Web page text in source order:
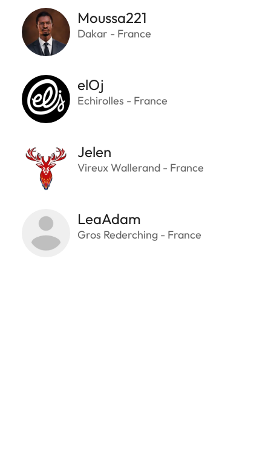
Moussa221
Dakar - France
elOj
Echirolles - France
Jelen
Vireux Wallerand - France
LeaAdam
Gros Rederching - France